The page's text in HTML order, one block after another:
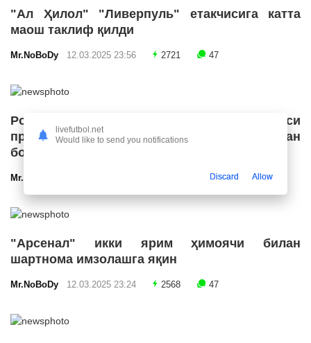
"Ал Ҳилол" "Ливерпуль" етакчисига катта
маош таклиф қилди
Mr.NoBoDy 12.03.2025 23:56 2721 47
Роналду Бразилия футбол конфедерацияси
президенти лавозимига номзодини қўйишдан
бош тортди
Mr.NoBoDy 47
"Арсенал" икки ярим ҳимоячи билан
шартнома имзолашга яқин
Mr.NoBoDy 12.03.2025 23:24 2568 47
livefutbol.net
Would like to send you notifications
Discard Allow